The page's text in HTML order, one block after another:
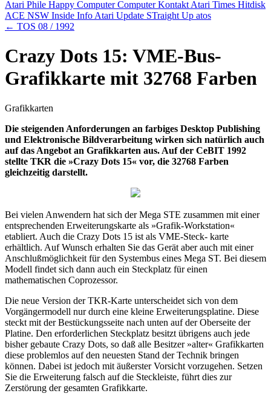
Atari Phile Happy ComputerComputer Kontakt Atari Times Hitdisk
ACE NSW Inside Info Atari Update STraight Up atos
← TOS 08 / 1992
Crazy Dots 15: VME-Bus-
Grafikkarte mit 32768 Farben
Grafikkarten
Die steigenden Anforderungen an farbiges Desktop Publishing
und Elektronische Bildverarbeitung wirken sich natürlich auch
auf das Angebot an Grafikkarten aus. Auf der CeBIT 1992
stellte TKR die »Crazy Dots 15« vor, die 32768 Farben
gleichzeitig darstellt.
Bei vielen Anwendern hat sich der Mega STE zusammen mit einer
entsprechenden Erweiterungskarte als »Grafik-Workstation«
etabliert. Auch die Crazy Dots 15 ist als VME-Steck- karte
erhältlich. Auf Wunsch erhalten Sie das Gerät aber auch mit einer
Anschlußmöglichkeit für den Systembus eines Mega ST. Bei diesem
Modell findet sich dann auch ein Steckplatz für einen
mathematischen Coprozessor.
Die neue Version der TKR-Karte unterscheidet sich von dem
Vorgängermodell nur durch eine kleine Erweiterungsplatine. Diese
steckt mit der Bestückungsseite nach unten auf der Oberseite der
Platine. Den erforderlichen Steckplatz besitzt übrigens auch jede
bisher gebaute Crazy Dots, so daß alle Besitzer »alter« Grafikkarten
diese problemlos auf den neuesten Stand der Technik bringen
können. Dabei ist jedoch mit äußerster Vorsicht vorzugehen. Setzen
Sie die Erweiterung falsch auf die Steckleiste, führt dies zur
Zerstörung der gesamten Grafikkarte.